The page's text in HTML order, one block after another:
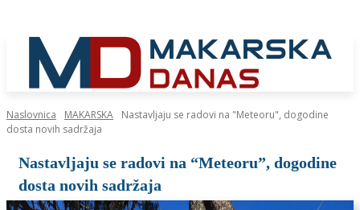
Naslovnica MAKARSKA
Nastavljaju se radovi na "Meteoru", dogodine
dosta novih sadržaja
Nastavljaju se radovi na “Meteoru”, dogodine
dosta novih sadržaja